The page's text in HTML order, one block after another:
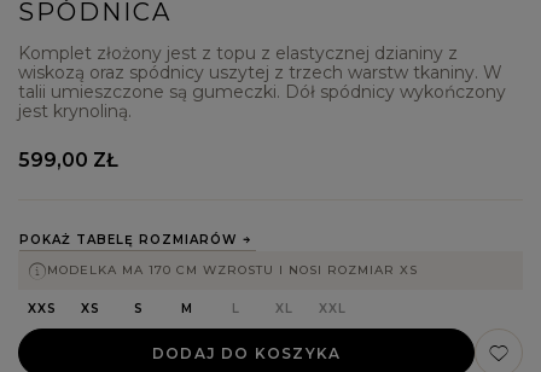
SPÓDNICA
Komplet złożony jest z topu z elastycznej dzianiny z
wiskozą oraz spódnicy uszytej z trzech warstw tkaniny. W
talii umieszczone są gumeczki. Dół spódnicy wykończony
jest krynoliną.
POKAŻ TABELĘ ROZMIARÓW
MODELKA MA 170 CM WZROSTU I NOSI ROZMIAR XS
XXS XS S M L XL XXL
DODAJ DO KOSZYKA
599,00 ZŁ